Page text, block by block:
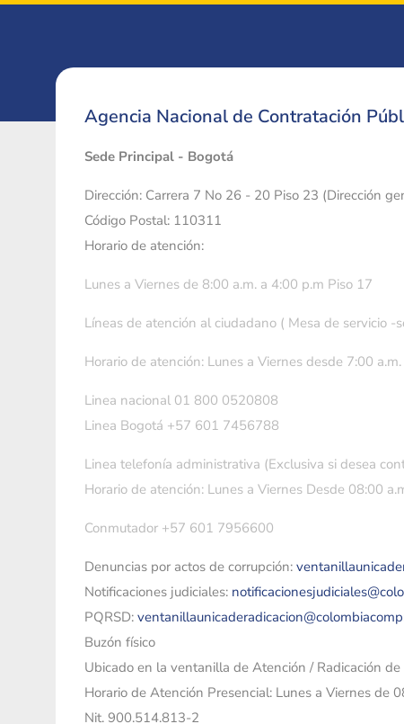
Agencia Nacional de Contratación
Sede Principal - Bogotá
Dirección: Carrera 7 No 26 - 20 Piso 23 (Dirección
Código Postal: 110311
Horario de atención:
Lunes a Viernes de 8:00 a.m. a 4:00 p.m Piso 17
Líneas de atención al ciudadano ( Mesa de servicio -
Horario de atención: Lunes a Viernes desde 7:00
Linea nacional 01 800 0520808
Linea Bogotá +57 601 7456788
Linea telefonía administrativa (Exclusiva si desea
Horario de atención: Lunes a Viernes Desde 08:00
Conmutador +57 601 7956600
Denuncias por actos de corrupción:
Notificaciones judiciales:
PQRSD:
Buzón físico
Ubicado en la ventanilla de Atención / Radicación
Horario de Atención Presencial: Lunes a Viernes de
Nit. 900.514.813-2